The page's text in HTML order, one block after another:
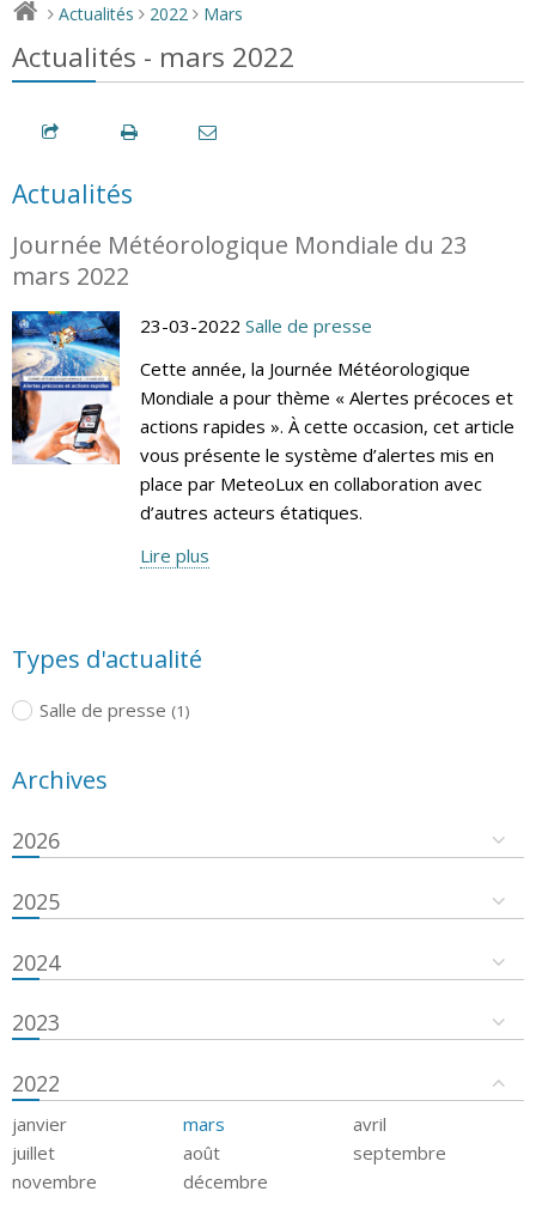
> Actualités > 2022 > Mars
Actualités - mars 2022
Actualités
Journée Météorologique Mondiale du 23
mars 2022
23-03-2022 Salle de presse
Cette année, la Journée Météorologique
Mondiale a pour thème « Alertes précoces et
actions rapides ». À cette occasion, cet article
vous présente le système d’alertes mis en
place par MeteoLux en collaboration avec
d’autres acteurs étatiques.
Lire plus
Types d'actualité
Salle de presse (1)
Archives
2026
2025
2024
2023
2022
janvier mars
avril
juillet
août
septembre
novembre
décembre